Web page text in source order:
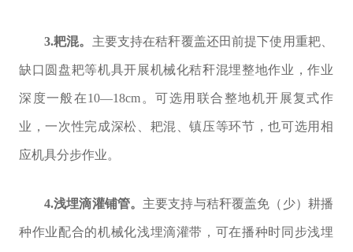
3.耙混。 主要支持在秸秆覆盖还田前提下使用重耙、
缺口圆盘耙等机具开展机械化秸秆混埋整地作业，作业
深度一般在10—18cm 。可选用联合整地机开展复式作
业，一次性完成深松、耙混、镇压等环节，也可选用相
应机具分步作业。
4.浅埋滴灌铺管。 主要支持与秸秆覆盖免（少）耕播
种作业配合的机械化浅埋滴灌带，可在播种时同步浅埋